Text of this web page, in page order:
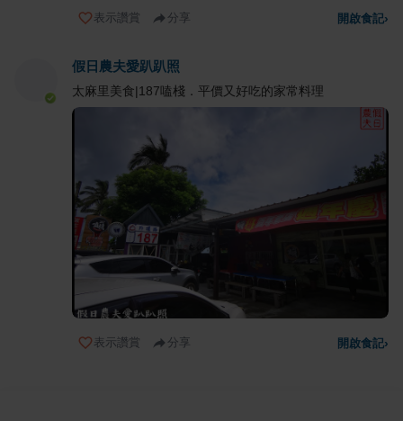
表示讚賞 分享 開啟食記›
假日農夫愛趴趴照
太麻里美食|187嗑棧．平價又好吃的家常料理
表示讚賞 分享 開啟食記›